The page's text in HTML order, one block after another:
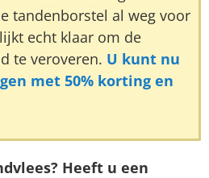
tandenborstel al weg voor
echt klaar om de
te veroveren. U kunt nu
met 50% korting en
Heeft u een